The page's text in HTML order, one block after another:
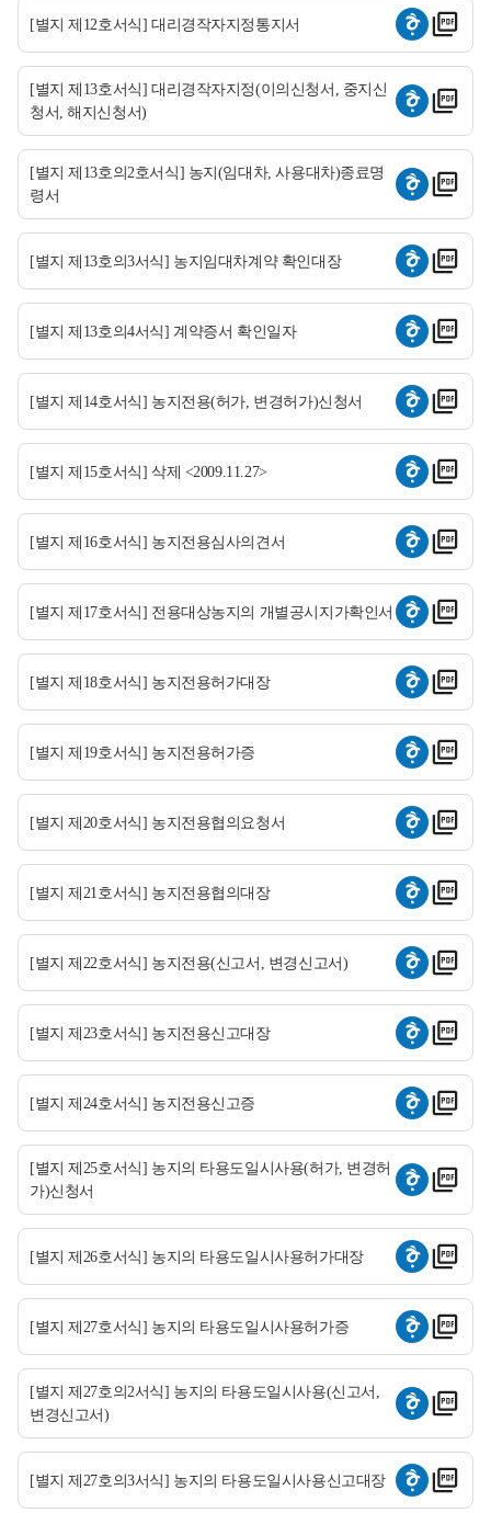
[별지 제12호서식] 대리경작자지정통지서
[별지 제13호서식] 대리경작자지정(이의신청서, 중지신
청서, 해지신청서)
[별지 제13호의2호서식] 농지(임대차, 사용대차)종료명
령서
[별지 제13호의3서식] 농지임대차계약 확인대장
[별지 제13호의4서식] 계약증서 확인일자
[별지 제14호서식] 농지전용(허가, 변경허가)신청서
[별지 제15호서식] 삭제 <2009.11.27>
[별지 제16호서식] 농지전용심사의견서
[별지 제17호서식] 전용대상농지의 개별공시지가확인서
[별지 제18호서식] 농지전용허가대장
[별지 제19호서식] 농지전용허가증
[별지 제20호서식] 농지전용협의요청서
[별지 제21호서식] 농지전용협의대장
[별지 제22호서식] 농지전용(신고서, 변경신고서)
[별지 제23호서식] 농지전용신고대장
[별지 제24호서식] 농지전용신고증
[별지 제25호서식] 농지의 타용도일시사용(허가, 변경허
가)신청서
[별지 제26호서식] 농지의 타용도일시사용허가대장
[별지 제27호서식] 농지의 타용도일시사용허가증
[별지 제27호의2서식] 농지의 타용도일시사용(신고서,
변경신고서)
[별지 제27호의3서식] 농지의 타용도일시사용신고대장